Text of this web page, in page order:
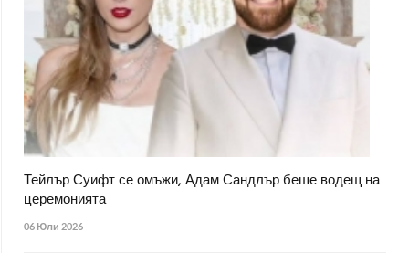
Тейлър Суифт се омъжи, Адам Сандлър беше водещ на
церемонията
06 Юли 2026